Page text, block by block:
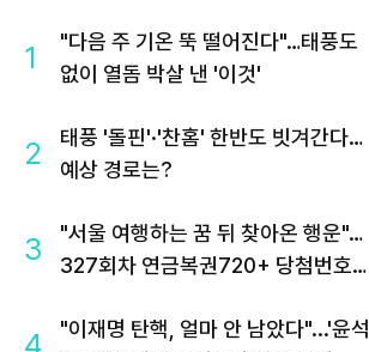
1
"다음 주 기온 뚝 떨어진다"…태풍도
없이 열돔 박살 낸 '이것'
2
태풍 '돌핀'·'찬홈' 한반도 빗겨간다…
예상 경로는?
3
"서울 여행하는 꿈 뒤 찾아온 행운"…
327회차 연금복권720+ 당첨번호조
4
"이재명 탄핵, 얼마 안 남았다"...'윤석